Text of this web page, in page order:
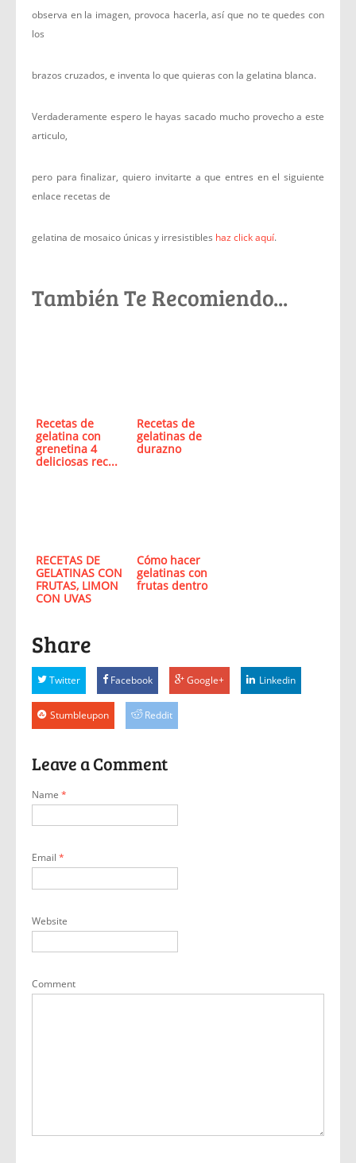
observa en la imagen, provoca hacerla, así que no te quedes con
los
brazos cruzados, e inventa lo que quieras con la gelatina blanca.
Verdaderamente espero le hayas sacado mucho provecho a este
articulo,
pero para finalizar, quiero invitarte a que entres en el siguiente
enlace recetas de
gelatina de mosaico únicas y irresistibles haz click aquí.
También Te Recomiendo...
Recetas de
gelatina con
grenetina 4
deliciosas rec...
Recetas de
gelatinas de
durazno
RECETAS DE
GELATINAS CON
FRUTAS, LIMON
CON UVAS
Cómo hacer
gelatinas con
frutas dentro
Share
Twitter Facebook Google+ Linkedin
Stumbleupon Reddit
Leave a Comment
Name *
Email *
Website
Comment